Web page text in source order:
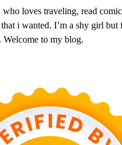
who loves traveling, read
i wanted. I’m a shy girl
to my blog.